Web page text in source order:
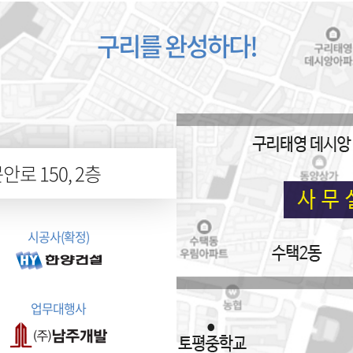
구리를 완성하다!
로 150, 2층
시공사(확정)
업무대행사